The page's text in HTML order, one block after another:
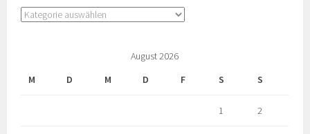
August 2026
M
D M D F S S
1 2